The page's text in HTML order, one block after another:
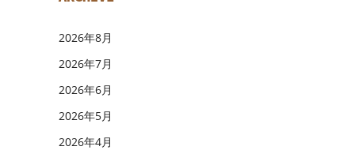
2026年8月
2026年7月
2026年6月
2026年5月
2026年4月